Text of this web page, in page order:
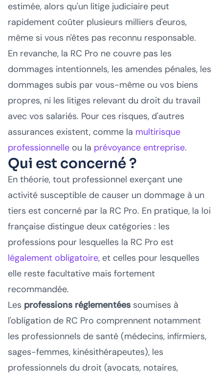
estimée, alors qu'un litige judiciaire peut
rapidement coûter plusieurs milliers d'euros,
même si vous n'êtes pas reconnu responsable.
En revanche, la RC Pro ne couvre pas les
dommages intentionnels, les amendes pénales, les
dommages subis par vous-même ou vos biens
propres, ni les litiges relevant du droit du travail
avec vos salariés. Pour ces risques, d'autres
assurances existent, comme la multirisque
professionnelle ou la prévoyance entreprise.
Qui est concerné ?
En théorie, tout professionnel exerçant une
activité susceptible de causer un dommage à un
tiers est concerné par la RC Pro. En pratique, la loi
française distingue deux catégories : les
professions pour lesquelles la RC Pro est
légalement obligatoire, et celles pour lesquelles
elle reste facultative mais fortement
recommandée.
Les professions réglementées soumises à
l'obligation de RC Pro comprennent notamment
les professionnels de santé (médecins, infirmiers,
sages-femmes, kinésithérapeutes), les
professionnels du droit (avocats, notaires,